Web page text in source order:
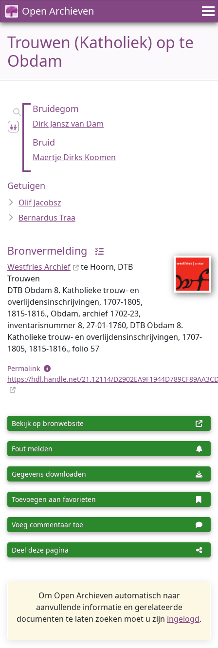
Open Archieven
Trouwen (Katholiek) op te
Obdam
Bruidegom
Dirk Jansz van Dam
Bruid
Maertje Dirks Koomen
Getuigen
Olif Jacobsz
Bernardus Traa
Bronvermelding
Westfries Archief
te Hoorn, DTB
Trouwen
DTB Obdam 8. Katholieke trouw- en
overlijdensinschrijvingen, 1707-1805,
1815-1816., Obdam, archief 1702-23,
inventaris­num­mer 8, 27-01-1760, DTB Obdam 8.
Katholieke trouw- en overlijdensinschrijvingen, 1707-
1805, 1815-1816., folio 57
Permalink
https://hdl.handle.net/21.12114/
Bekijk op bronwebsite
Fout melden
Gegevens downloaden
Toevoegen aan favorieten
Voeg commentaar toe
Deel deze pagina
Om Open Archieven automatisch naar
aanvullende informatie en gerelateerde
documenten te laten zoeken moet u zijn ingelogd.